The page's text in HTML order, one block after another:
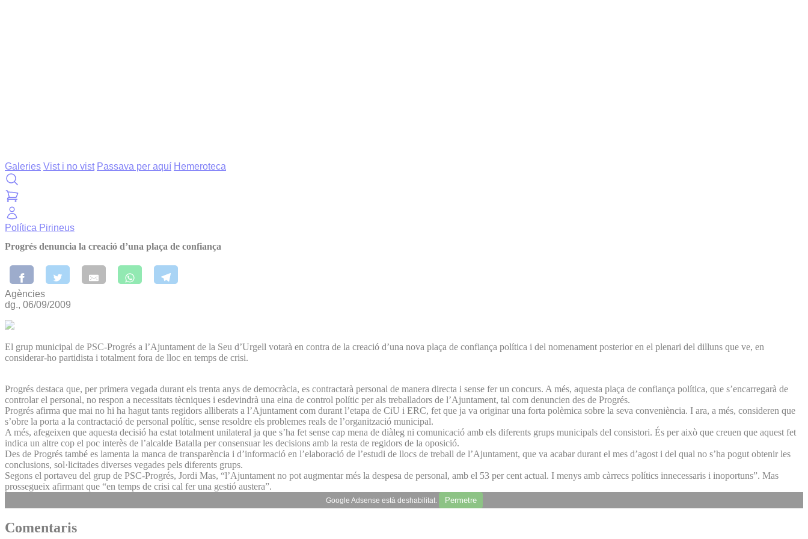
Galeries Vist i no vist Passava per aquí Hemeroteca
Política Pirineus
Progrés denuncia la creació d’una plaça de confiança
Agències
dg., 06/09/2009
El grup municipal de PSC-Progrés a l’Ajuntament de la Seu d’Urgell votarà en contra de la creació d’una nova plaça de confiança política i del nomenament posterior en el plenari del dilluns que ve, en
considerar-ho partidista i totalment fora de lloc en temps de crisi.
Progrés destaca que, per primera vegada durant els trenta anys de democràcia, es contractarà personal de manera directa i sense fer un concurs. A més, aquesta plaça de confiança política, que s’encarregarà de
controlar el personal, no respon a necessitats tècniques i esdevindrà una eina de control polític per als treballadors de l’Ajuntament, tal com denuncien des de Progrés.
Progrés afirma que mai no hi ha hagut tants regidors alliberats a l’Ajuntament com durant l’etapa de CiU i ERC, fet que ja va originar una forta polèmica sobre la seva conveniència. I ara, a més, consideren que
s’obre la porta a la contractació de personal polític, sense resoldre els problemes reals de l’organització municipal.
A més, afegeixen que aquesta decisió ha estat totalment unilateral ja que s’ha fet sense cap mena de diàleg ni comunicació amb els diferents grups municipals del consistori. És per això que creuen que aquest fet
indica un altre cop el poc interès de l’alcalde Batalla per consensuar les decisions amb la resta de regidors de la oposició.
Des de Progrés també es lamenta la manca de transparència i d’informació en l’elaboració de l’estudi de llocs de treball de l’Ajuntament, que va acabar durant el mes d’agost i del qual no s’ha pogut obtenir les
conclusions, sol·licitades diverses vegades pels diferents grups.
Segons el portaveu del grup de PSC-Progrés, Jordi Mas, “l’Ajuntament no pot augmentar més la despesa de personal, amb el 53 per cent actual. I menys amb càrrecs polítics innecessaris i inoportuns”. Mas
prossegueix afirmant que “en temps de crisi cal fer una gestió austera”.
Google Adsense està deshabilitat. Permetre
Comentaris